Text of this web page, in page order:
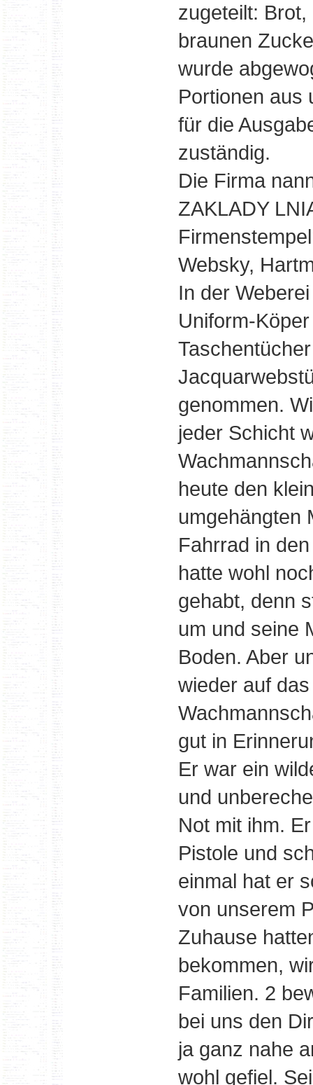
zugeteilt:
braunen
wurde
Portionen aus
für die
zuständig.
Die Firma
ZAKLADY
Websky,
In der
Uniform-
genommen.
jeder Schicht
heute den
umgehängten
Fahrrad in
hatte wohl
gehabt, denn
um und seine
Boden. Aber
wieder auf
gut in
Er war ein
und
Not mit ihm.
Pistole und
einmal hat er
von unserem
Zuhause
bekommen,
Familien. 2
bei uns den
ja ganz nahe
wohl gefiel.